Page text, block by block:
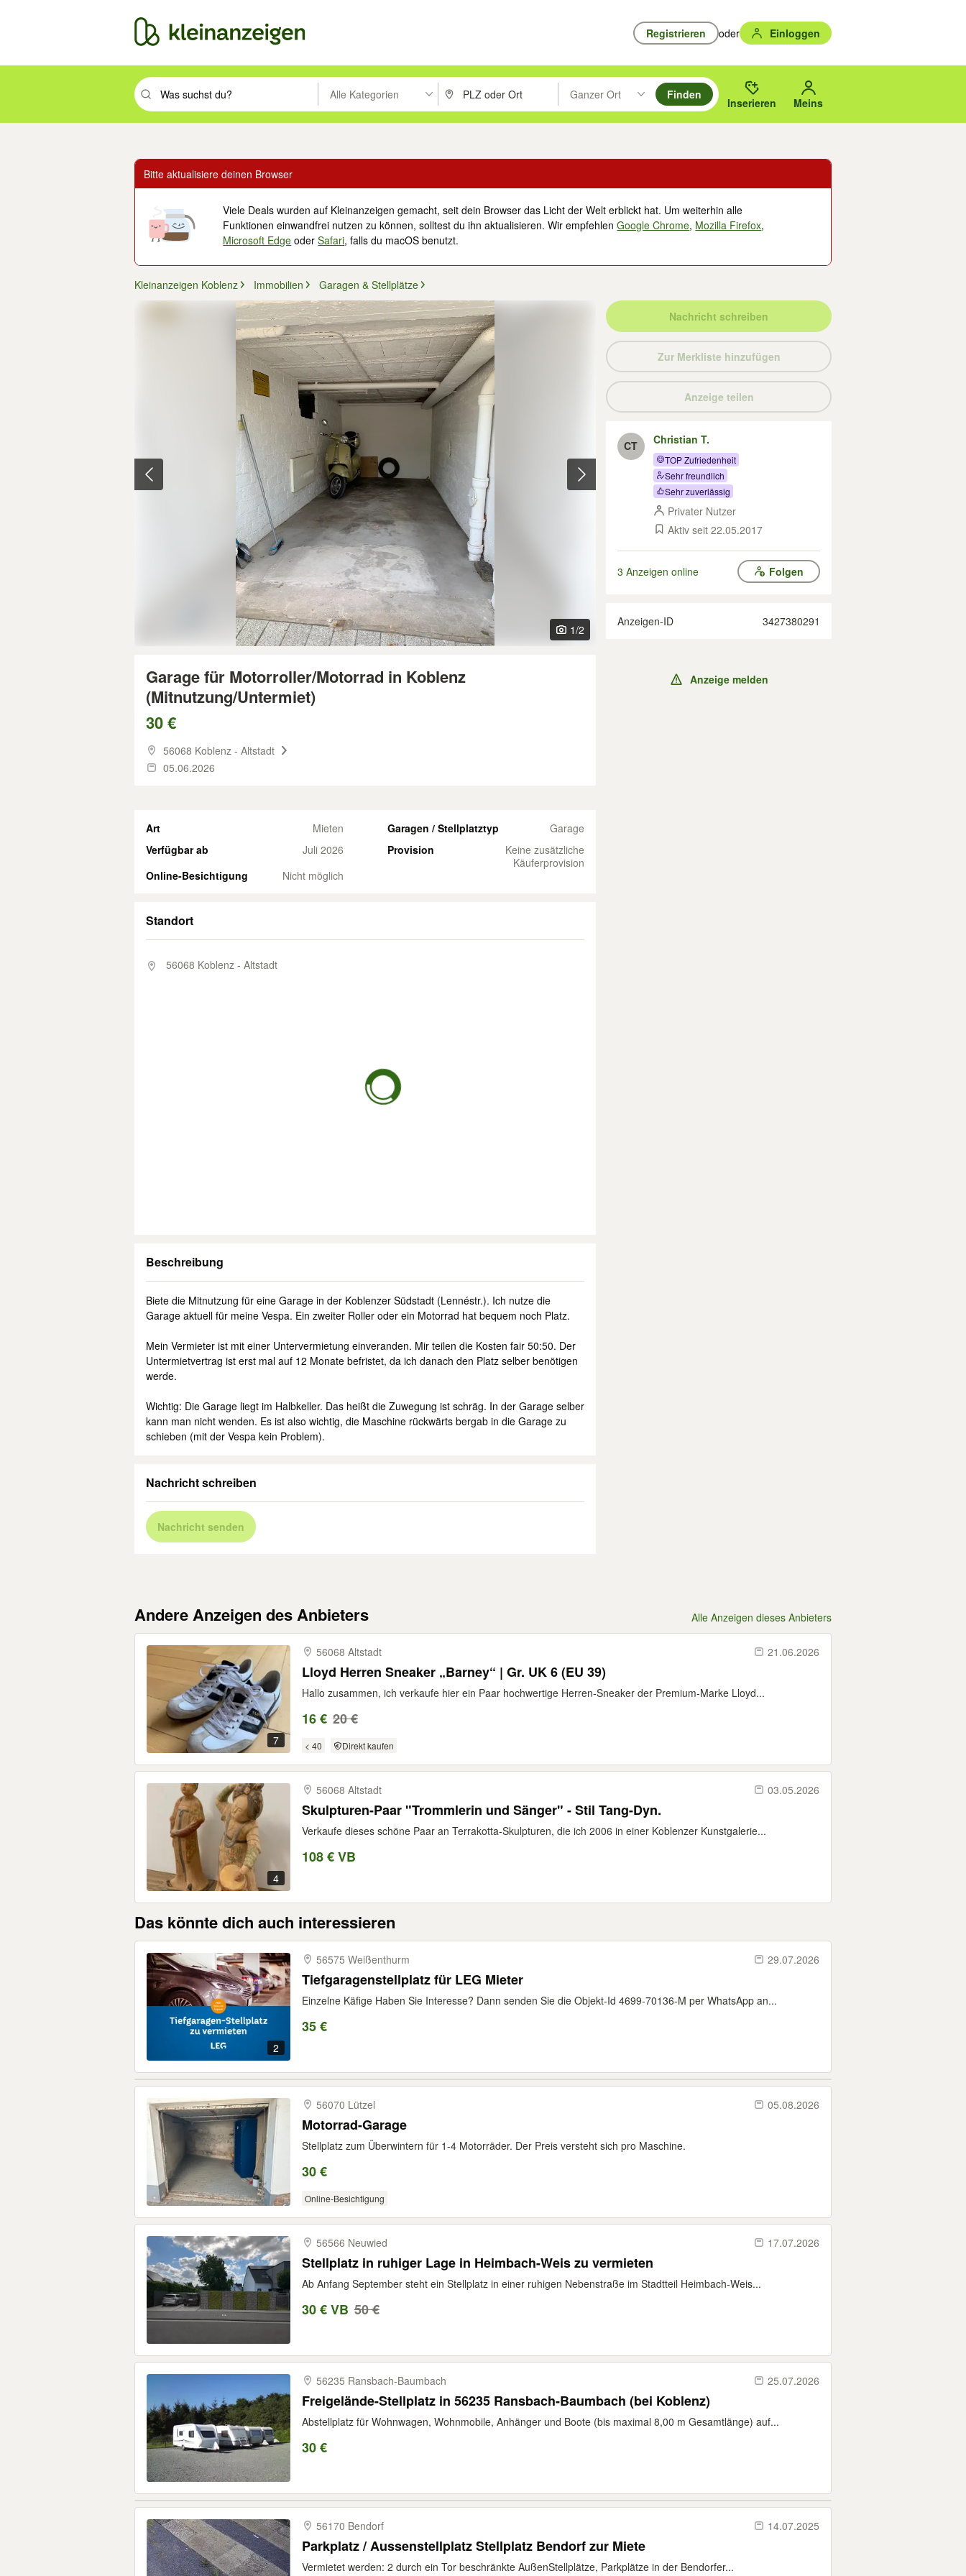
Registrieren oder Einloggen
Suchbegriff eingeben. Eingabetaste drücken um zu suchen, oder Vorschläge mit den Pfeiltasten nach oben/unten durchsuchen und mit Eingabetaste auswählen.
Alle Kategorien PLZ oder Ort eingeben. Eingabetaste drücken um zu suchen, oder Vorschläge mit den Pfeiltasten nach oben/
Ganzer Ort
Suche im Umkreis des gewählten Orts oder PLZ.
Finden
Inserieren Meins
Bitte aktualisiere deinen Browser
Viele Deals wurden auf Kleinanzeigen gemacht, seit dein Browser das Licht der Welt erblickt hat. Um weiterhin alle
Funktionen einwandfrei nutzen zu können, solltest du ihn aktualisieren. Wir empfehlenGoogle Chrome, Mozilla Firefox,
Microsoft Edge oderSafari, falls du macOS benutzt.
Kleinanzeigen Koblenz Immobilien Garagen & Stellplätze
1/2
Garage für Motorroller/Motorrad in Koblenz
(Mitnutzung/Untermiet)
30 €
56068 Koblenz - Altstadt
05.06.2026
Art Mieten Garagen / Stellplatztyp
Garage
Verfügbar ab
Juli 2026 Provision
Keine zusätzliche
Käuferprovision
Online-Besichtigung
Nicht möglich
Standort
56068 Koblenz - Altstadt
Beschreibung
Biete die Mitnutzung für eine Garage in der Koblenzer Südstadt (Lennéstr.). Ich nutze die
Garage aktuell für meine Vespa. Ein zweiter Roller oder ein Motorrad hat bequem noch Platz.
Mein Vermieter ist mit einer Untervermietung einveranden. Mir teilen die Kosten fair 50:50. Der
Untermietvertrag ist erst mal auf 12 Monate befristet, da ich danach den Platz selber benötigen
werde.
Wichtig: Die Garage liegt im Halbkeller. Das heißt die Zuwegung ist schräg. In der Garage selber
kann man nicht wenden. Es ist also wichtig, die Maschine rückwärts bergab in die Garage zu
schieben (mit der Vespa kein Problem).
Nachricht schreiben
Nachricht senden
Nachricht schreiben
Zur Merkliste hinzufügen
Anzeige teilen
CT Christian T.
TOP Zufriedenheit
Sehr freundlich
Sehr zuverlässig
Privater Nutzer
Aktiv seit 22.05.2017
3 Anzeigen online Folgen
Anzeigen-ID 3427380291
Anzeige melden
Andere Anzeigen des Anbieters Alle Anzeigen dieses Anbieters
7
56068 Altstadt 21.06.2026
Lloyd Herren Sneaker „Barney“ | Gr. UK 6 (EU 39)
Hallo zusammen, ich verkaufe hier ein Paar hochwertige Herren-Sneaker der Premium-Marke Lloyd...
16 € 20 €
< 40 Direkt kaufen
4
56068 Altstadt 03.05.2026
Skulpturen-Paar "Trommlerin und Sänger" - Stil Tang-Dyn.
Verkaufe dieses schöne Paar an Terrakotta-Skulpturen, die ich 2006 in einer Koblenzer Kunstgalerie...
108 € VB
Das könnte dich auch interessieren
2
56575 Weißenthurm 29.07.2026
Tiefgaragenstellplatz für LEG Mieter
Einzelne Käfige Haben Sie Interesse? Dann senden Sie die Objekt-Id 4699-70136-M per WhatsApp an...
35 €
56070 Lützel 05.08.2026
Motorrad-Garage
Stellplatz zum Überwintern für 1-4 Motorräder. Der Preis versteht sich pro Maschine.
30 €
Online-Besichtigung
56566 Neuwied 17.07.2026
Stellplatz in ruhiger Lage in Heimbach-Weis zu vermieten
Ab Anfang September steht ein Stellplatz in einer ruhigen Nebenstraße im Stadtteil Heimbach-Weis...
30 € VB 50 €
56235 Ransbach-​Baumbach 25.07.2026
Freigelände-Stellplatz in 56235 Ransbach-Baumbach (bei Koblenz)
Abstellplatz für Wohnwagen, Wohnmobile, Anhänger und Boote (bis maximal 8,00 m Gesamtlänge) auf...
30 €
56170 Bendorf 14.07.2025
Parkplatz / Aussenstellplatz Stellplatz Bendorf zur Miete
Vermietet werden: 2 durch ein Tor beschränkte AußenStellplätze, Parkplätze in der Bendorfer...